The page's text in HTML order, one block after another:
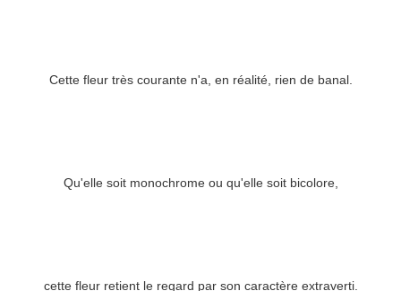
Cette fleur très courante n'a, en réalité, rien de banal.
Qu'elle soit monochrome ou qu'elle soit bicolore,
cette fleur retient le regard par son caractère extraverti.